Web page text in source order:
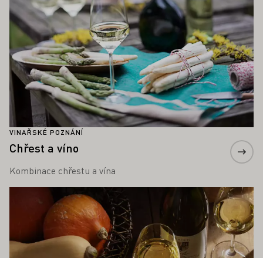
VINAŘSKÉ POZNÁNÍ
Chřest a víno
Kombinace chřestu a vína